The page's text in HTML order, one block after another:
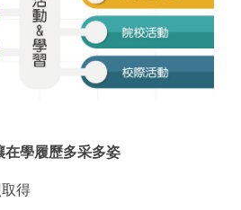
學履歷多采多姿
得